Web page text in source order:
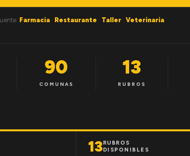
Farmacia · Restaurante · Taller · Veterinaria
90
COMUNAS
13
RUBROS
13RUBROS
DISPONIBLES